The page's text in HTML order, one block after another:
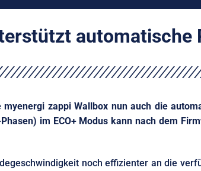
automatische
zappi Wallbox nun auch die
im ECO+ Modus kann nach dem
noch effizienter an die